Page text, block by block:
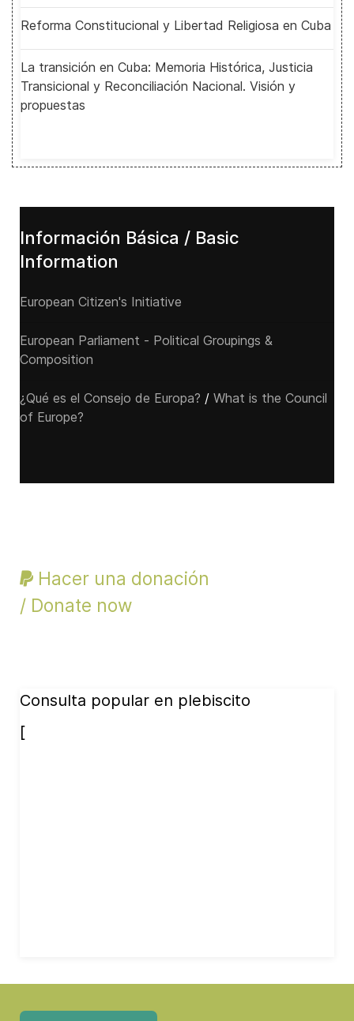
Reforma Constitucional y Libertad Religiosa en Cuba
La transición en Cuba: Memoria Histórica, Justicia
Transicional y Reconciliación Nacional. Visión y
propuestas
Información Básica / Basic
Information
European Citizen's Initiative
European Parliament - Political Groupings &
Composition
¿Qué es el Consejo de Europa? / What is the Council
of Europe?
Hacer una donación
/ Donate now
Consulta popular en plebiscito
[